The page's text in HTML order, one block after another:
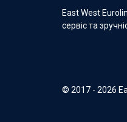
East West
сервіс та
© 2017 - 2026